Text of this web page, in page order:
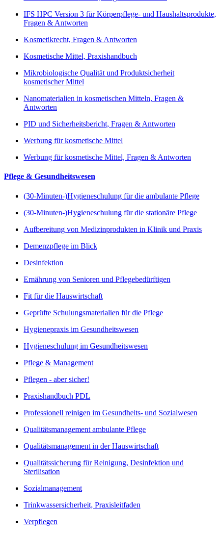
IFS HPC Version 3 für Körperpflege- und Haushaltsprodukte,
Fragen & Antworten
Kosmetikrecht, Fragen & Antworten
Kosmetische Mittel, Praxishandbuch
Mikrobiologische Qualität und Produktsicherheit
kosmetischer Mittel
Nanomaterialien in kosmetischen Mitteln, Fragen &
Antworten
PID und Sicherheitsbericht, Fragen & Antworten
Werbung für kosmetische Mittel
Werbung für kosmetische Mittel, Fragen & Antworten
Pflege & Gesundheitswesen
(30-Minuten-)Hygieneschulung für die ambulante Pflege
(30-Minuten-)Hygieneschulung für die stationäre Pflege
Aufbereitung von Medizinprodukten in Klinik und Praxis
Demenzpflege im Blick
Desinfektion
Ernährung von Senioren und Pflegebedürftigen
Fit für die Hauswirtschaft
Geprüfte Schulungsmaterialien für die Pflege
Hygienepraxis im Gesundheitswesen
Hygieneschulung im Gesundheitswesen
Pflege & Management
Pflegen - aber sicher!
Praxishandbuch PDL
Professionell reinigen im Gesundheits- und Sozialwesen
Qualitätsmanagement ambulante Pflege
Qualitätsmanagement in der Hauswirtschaft
Qualitätssicherung für Reinigung, Desinfektion und
Sterilisation
Sozialmanagement
Trinkwassersicherheit, Praxisleitfaden
Verpflegen